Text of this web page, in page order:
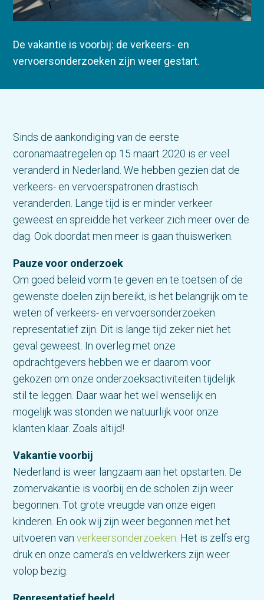
De vakantie is voorbij: de verkeers- en
vervoersonderzoeken zijn weer gestart.
Sinds de aankondiging van de eerste
coronamaatregelen op 15 maart 2020 is er veel
veranderd in Nederland. We hebben gezien dat de
verkeers- en vervoerspatronen drastisch
veranderden. Lange tijd is er minder verkeer
geweest en spreidde het verkeer zich meer over de
dag. Ook doordat men meer is gaan thuiswerken.
Pauze voor onderzoek
Om goed beleid vorm te geven en te toetsen of de
gewenste doelen zijn bereikt, is het belangrijk om te
weten of verkeers- en vervoersonderzoeken
representatief zijn. Dit is lange tijd zeker niet het
geval geweest. In overleg met onze
opdrachtgevers hebben we er daarom voor
gekozen om onze onderzoeksactiviteiten tijdelijk
stil te leggen. Daar waar het wel wenselijk en
mogelijk was stonden we natuurlijk voor onze
klanten klaar. Zoals altijd!
Vakantie voorbij
Nederland is weer langzaam aan het opstarten. De
zomervakantie is voorbij en de scholen zijn weer
begonnen. Tot grote vreugde van onze eigen
kinderen. En ook wij zijn weer begonnen met het
uitvoeren vanverkeersonderzoeken . Het is zelfs erg
druk en onze camera’s en veldwerkers zijn weer
volop bezig.